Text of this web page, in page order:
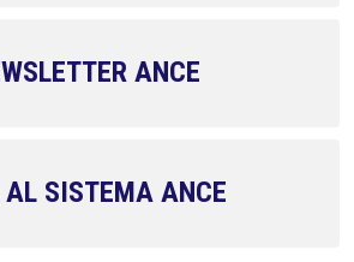
ANCE
AL SISTEMA ANCE